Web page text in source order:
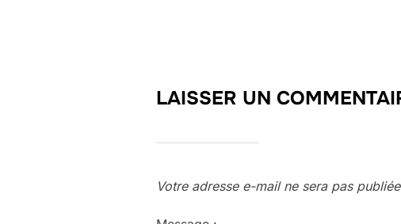
LAISSER UN
Votre adresse e-mail ne sera pas